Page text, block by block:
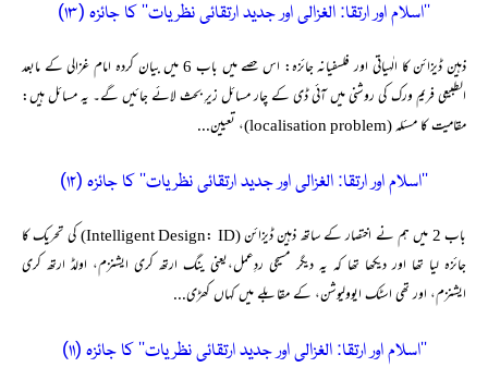
’’اسلام اور ارتقا: الغزالی اور جدید ارتقائی نظریات‘‘ کا جائزہ (۱۳)
ذہین ڈیزائن کا الٰہیاتی اور فلسفیانہ جائزہ: اس حصے میں باب 6 میں بیان کردہ امام غزالی کے مابعد
الطبیعی فریم ورک کی روشنی میں آئی ڈی کے چار مسائل زیرِ بحث لائے جائیں گے۔ یہ مسائل ہیں:
مقامیت کا مسئلہ (localisation problem)، تعیین...
’’اسلام اور ارتقا: الغزالی اور جدید ارتقائی نظریات‘‘ کا جائزہ (۱۲)
باب 2 میں ہم نے اختصار کے ساتھ ذہین ڈیزائن (Intelligent Design: ID) کی تحریک کا
جائزہ لیا تھا اور دیکھا تھا کہ یہ دیگر مسیحی ردِعمل،یعنی ینگ ارتھ کری ایشنزم، اولڈ ارتھ کری
ایشنزم، اور تھی اسٹک ایوولیوشن، کے مقابلے میں کہاں کھڑی...
’’اسلام اور ارتقا: الغزالی اور جدید ارتقائی نظریات‘‘ کا جائزہ (۱۱)